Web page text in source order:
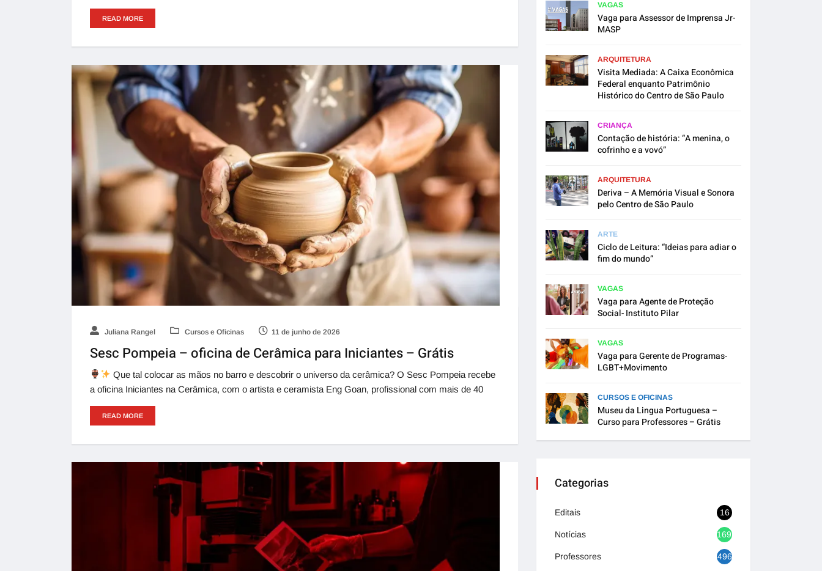
READ MORE
Juliana Rangel Cursos e Oficinas 11 de junho de 2026
Sesc Pompeia – oficina de Cerâmica para Iniciantes – Grátis
Que tal colocar as mãos no barro e descobrir o universo da cerâmica? O Sesc Pompeia recebe
a oficina Iniciantes na Cerâmica, com o artista e ceramista Eng Goan, profissional com mais de 40
READ MORE
VAGAS
Vaga para Assessor de Imprensa Jr-
MASP
ARQUITETURA
Visita Mediada: A Caixa Econômica
Federal enquanto Patrimônio
Histórico do Centro de São Paulo
CRIANÇA
Contação de história: “A menina, o
cofrinho e a vovó”
ARQUITETURA
Deriva – A Memória Visual e Sonora
pelo Centro de São Paulo
ARTE
Ciclo de Leitura: “Ideias para adiar o
fim do mundo”
VAGAS
Vaga para Agente de Proteção
Social- Instituto Pilar
VAGAS
Vaga para Gerente de Programas-
LGBT+Movimento
CURSOS E OFICINAS
Museu da Lingua Portuguesa –
Curso para Professores – Grátis
Categorias
Editais 16
Notícias 1692
Professores 496